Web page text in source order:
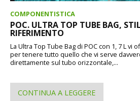
COMPONENTISTICA
POC. ULTRA TOP TUBE BAG,
RIFERIMENTO
La Ultra Top Tube Bag di POC con 1, 7 L
per tenere tutto quello che vi serve
direttamente sul tubo orizzontale,...
CONTINUA A LEGGERE